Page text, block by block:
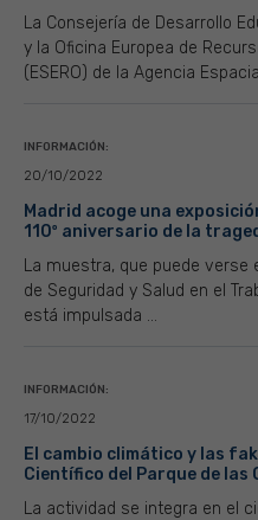
La Consejería de Desarrollo
y la Oficina Europea de
(ESERO) de la Agencia
INFORMACIÓN:
20/10/2022
Madrid acoge una
110º aniversario de la
La muestra, que puede verse
de Seguridad y Salud en el
está impulsada ...
INFORMACIÓN:
17/10/2022
El cambio climático y las
Científico del Parque de las
La actividad se integra en el